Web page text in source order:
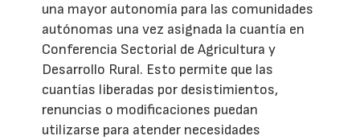
una mayor autonomía para las comunidades
autónomas una vez asignada la cuantía en
Conferencia Sectorial de Agricultura y
Desarrollo Rural. Esto permite que las
cuantías liberadas por desistimientos,
renuncias o modificaciones puedan
utilizarse para atender necesidades